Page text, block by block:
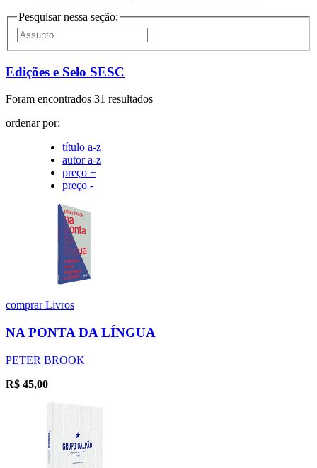
Pesquisar nessa seção:
Edições e Selo SESC
Foram encontrados 31 resultados
ordenar por:
título a-z
autor a-z
preço +
preço -
comprarLivros
NA PONTA DA LÍNGUA
PETER BROOK
R$ 45,00